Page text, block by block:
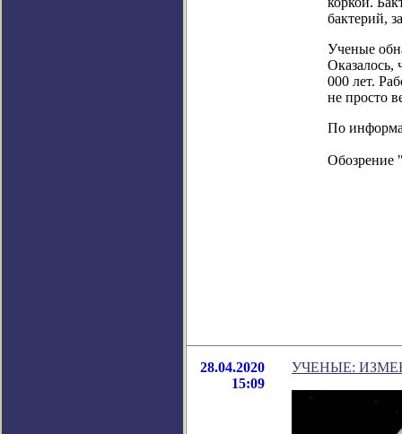
бактерий,
Ученые
Оказалось,
000 лет.
не просто
По
Обозрение
28.04.2020
15:09
УЧЕНЫЕ: